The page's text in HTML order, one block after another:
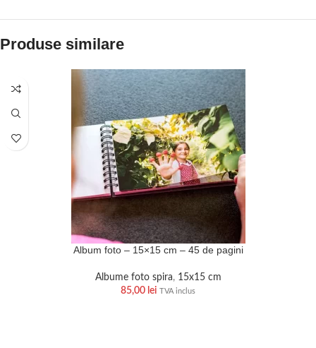
Produse similare
Album foto – 15×15 cm – 45 de pagini
Albume foto spira, 15x15 cm
85,00 lei TVA inclus